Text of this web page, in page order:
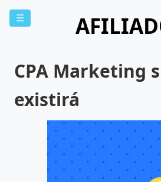
☰
CPA Marketing
existirá